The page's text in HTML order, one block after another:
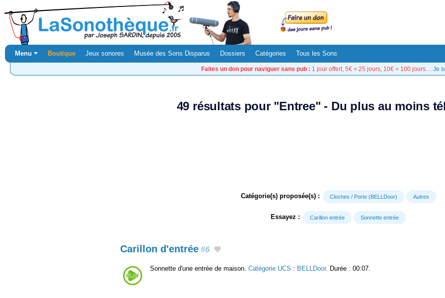
Menu ⏷ Boutique Jeux sonores Musée des Sons Disparus Dossiers Catégories Tous les Sons
Faites un don pour naviguer sans pub : 1 jour offert, 5€ = 25 jours, 10€ = 100 jours… Je
49 résultats pour "Entree" - Du plus au moins
Catégorie(s) proposée(s) : Cloches / Porte (BELLDoor) Autres
Essayez : Carillon entrée Sonnette entrée
Carillon d'entrée #6
Sonnette d'une entrée de maison. Catégorie UCS : BELLDoor. Durée : 00:07.